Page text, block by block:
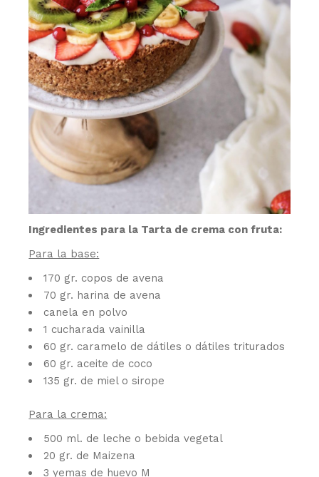
Ingredientes para la Tarta de crema con fruta:
Para la base:
170 gr. copos de avena
70 gr. harina de avena
canela en polvo
1 cucharada vainilla
60 gr. caramelo de dátiles o dátiles triturados
60 gr. aceite de coco
135 gr. de miel o sirope
Para la crema:
500 ml. de leche o bebida vegetal
20 gr. de Maizena
3 yemas de huevo M